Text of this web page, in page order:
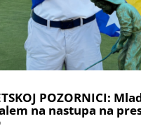
POZORNICI:
na nastupa na